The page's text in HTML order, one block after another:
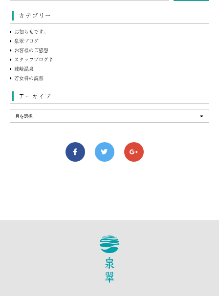
カテゴリー
お知らせです。
泉翠ブログ
お客様のご感想
スタッフブログ♪
城崎温泉
若女将の読書
アーカイブ